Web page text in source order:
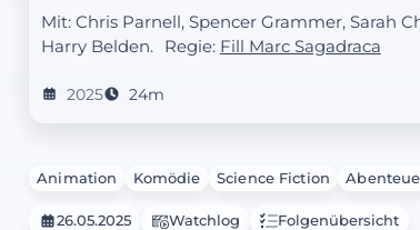
Mit: Chris Parnell, Spencer Grammer, Sarah
Harry Belden.
Regie: Fill Marc Sagadraca
2025 24m
Animation Komödie Science Fiction
26.05.2025 Watchlog Folgenübersicht